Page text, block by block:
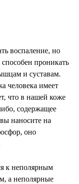
воспаление, но
проникать
и суставам.
человека имеет
что в нашей коже
содержащее
наносите на
оно
к неполярным
а неполярные